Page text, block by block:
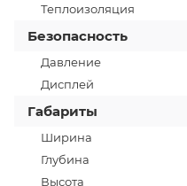
Теплоизоляция
Безопасность
Давление
Дисплей
Габариты
Ширина
Глубина
Высота